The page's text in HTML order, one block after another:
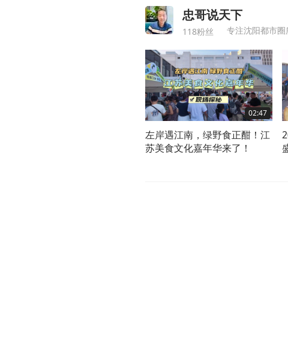
忠哥说天下
118粉丝 专注沈阳都市圈
02:47
左岸遇江南，绿野食正酣！江
苏美食文化嘉年华来了！